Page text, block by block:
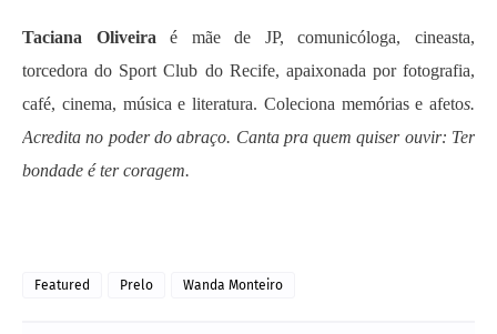
Taciana Oliveira
é mãe de JP, comunicóloga, cineasta,
torcedora do Sport Club do Recife, apaixonada por fotografia,
café, cinema, música e literatura. Coleciona memórias e afetos.
Acredita no poder do abraço. Canta pra quem quiser ouvir: Ter
bondade é ter coragem.
Featured Prelo Wanda Monteiro